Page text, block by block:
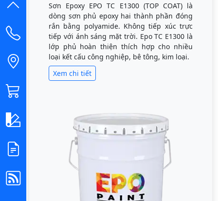
Sơn Epoxy EPO TC E1300 (TOP COAT) là
dòng sơn phủ epoxy hai thành phần đóng
rắn bằng polyamide. Không tiếp xúc trực
tiếp với ánh sáng mặt trời. Epo TC E1300 là
lớp phủ hoàn thiện thích hợp cho nhiều
loại kết cấu công nghiệp, bê tông, kim loại.
Xem chi tiết